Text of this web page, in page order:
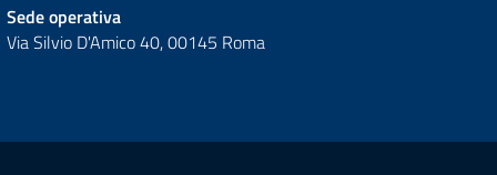
Sede operativa
Via Silvio D'Amico 40, 00145 Roma